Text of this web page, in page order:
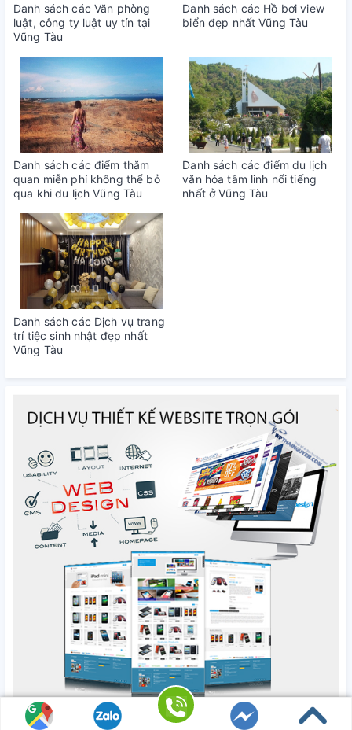
Danh sách các Văn phòng
luật, công ty luật uy tín tại
Vũng Tàu
Danh sách các Hồ bơi view
biển đẹp nhất Vũng Tàu
Danh sách các điểm thăm
quan miễn phí không thể bỏ
qua khi du lịch Vũng Tàu
Danh sách các điểm du lịch
văn hóa tâm linh nổi tiếng
nhất ở Vũng Tàu
Danh sách các Dịch vụ trang
trí tiệc sinh nhật đẹp nhất
Vũng Tàu